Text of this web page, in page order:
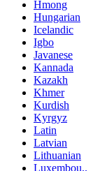
Hmong
Hungarian
Icelandic
Igbo
Javanese
Kannada
Kazakh
Khmer
Kurdish
Kyrgyz
Latin
Latvian
Lithuanian
Luxembou..